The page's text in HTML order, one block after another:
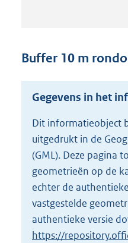
Buffer 10 m
Gegevens in het
Dit informatieobject
uitgedrukt in de
(GML). Deze pagina
geometrieën op de
echter de
vastgestelde
authentieke versie
https://